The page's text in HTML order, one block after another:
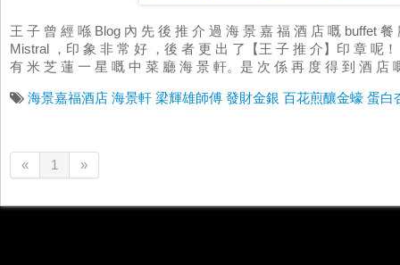
王 子 曾 經 喺 Blog 內 先 後 推 介 過 海 景 嘉 福 酒 店 嘅 buffet
Mistral ，印 象 非 常 好 ，後 者 更 出 了【王 子 推 介】印 章 呢
有 米 芝 蓮 一 星 嘅 中 菜 廳 海 景 軒。是 次 係 再 度 得 到 酒 店
海景嘉福酒店 海景軒 梁輝雄師傅 發財金銀 百花煎釀金蠔 蛋白
« 1 »